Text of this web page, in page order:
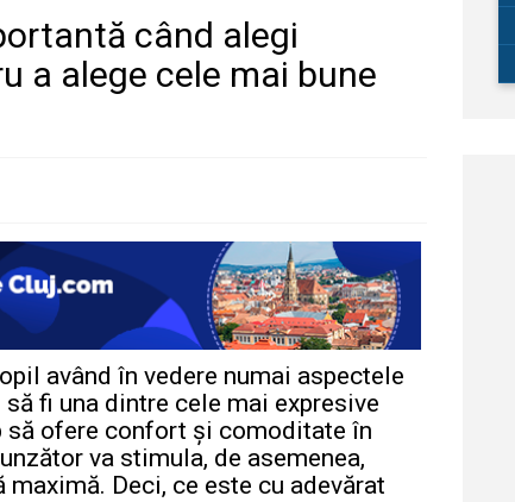
când alegi
a alege cele mai bune
având în vedere numai aspectele
fi una dintre cele mai expresive
să ofere confort și comoditate în
va stimula, de asemenea,
Deci, ce este cu adevărat